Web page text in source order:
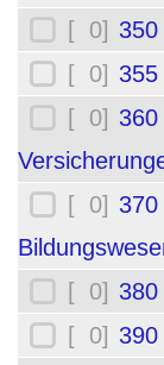
[ 0]
[ 0]
[ 0]
[ 0] 370
[ 0]
[ 0]